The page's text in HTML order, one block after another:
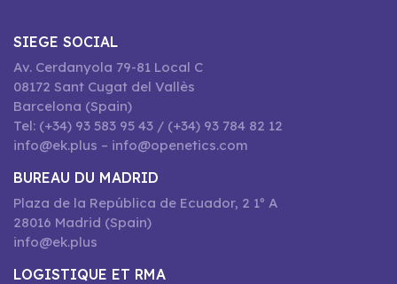
SIEGE SOCIAL
Av. Cerdanyola 79-81 Local C
08172 Sant Cugat del Vallès
Barcelona (Spain)
Tel: (+34) 93 583 95 43 / (+34) 93 784 82 12
info@ek.plus – info@openetics.com
BUREAU DU MADRID
Plaza de la República de Ecuador, 2 1º A
28016 Madrid (Spain)
info@ek.plus
LOGISTIQUE ET RMA